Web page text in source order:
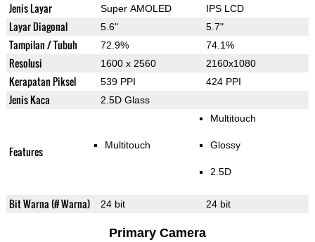
Jenis Layar Super AMOLED IPS LCD
Layar Diagonal 5.6" 5.7"
Tampilan / Tubuh 72.9% 74.1%
Resolusi 1600 x 2560 2160x1080
Kerapatan Piksel 539 PPI 424 PPI
Jenis Kaca 2.5D Glass
Features Multitouch
Multitouch
Glossy
2.5D
Bit Warna (# Warna) 24 bit 24 bit
Primary Camera